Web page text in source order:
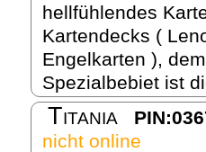
hellfühlendes
Kartendecks (
Engelkarten ),
Spezialbebiet ist
Titania
nicht online